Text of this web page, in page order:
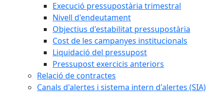
Execució pressupostària trimestral
Nivell d'endeutament
Objectius d'estabilitat pressupostària
Cost de les campanyes institucionals
Liquidació del pressupost
Pressupost exercicis anteriors
Relació de contractes
Canals d'alertes i sistema intern d'alertes (SIA)